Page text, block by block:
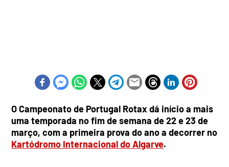
O Campeonato de Portugal Rotax dá início a mais
uma temporada no fim de semana de 22 e 23 de
março, com a primeira prova do ano a decorrer no
Kartódromo Internacional do Algarve.